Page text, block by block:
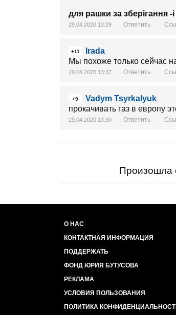
для рашки за зберігання
29.04.2020 13:29 Ответить
+11
Irada
Мы похоже только сейчас
29.04.2020 13:37 Ответить
+9
Vadym Tsyrkalyuk
прокачивать газ в европу
29.04.2020 13:30 Ответить
Произошла
О НАС
КОНТАКТНАЯ ИНФОРМАЦИЯ
ПОДДЕРЖАТЬ
ФОНД ЮРИЯ БУТУСОВА
РЕКЛАМА
УСЛОВИЯ ПОЛЬЗОВАНИЯ
ПОЛИТИКА